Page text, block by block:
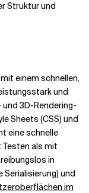
Struktur und
einem schnellen,
und
3D-Rendering-
Sheets (CSS) und
eine schnelle
Testen als mit
in
Serialisierung) und
im